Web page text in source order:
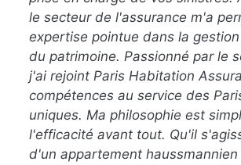
le secteur de l'assurance m'a
expertise pointue dans la
du patrimoine. Passionné par le
j'ai rejoint Paris Habitation
compétences au service des
uniques. Ma philosophie est
l'efficacité avant tout. Qu'il
d'un appartement